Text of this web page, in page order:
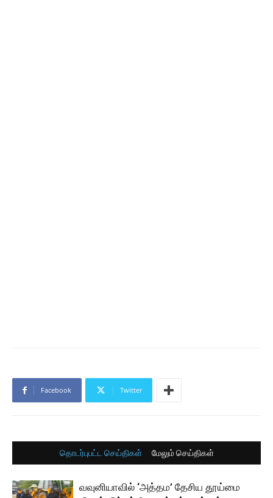
Facebook Twitter
தொடர்புபட்ட செய்திகள் மேலும் செய்திகள்
வவுனியாவில் ‘அத்தம’ தேசிய தூய்மை